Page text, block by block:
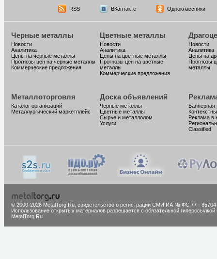
RSS ВКонтакте Одноклассники
Черные металлы
Новости
Аналитика
Цены на черные металлы
Прогнозы цен на черные металлы
Коммерческие предложения
Цветные металлы
Новости
Аналитика
Цены на цветные металлы
Прогнозы цен на цветные
металлы
Коммерческие предложения
Новости
Аналитика
Цены на
Прогнозы
металлы
Металлоторговля
Каталог организаций
Металлургический маркетплейс
Доска объявлений
Черные металлы
Цветные металлы
Сырье и металлолом
Услуги
Баннерная
Реклама в
Classified
© 2000-2026 MetalTorg.Ru, cвидетельство о регистрации СМИ ИА № ФС 77 - 85704
Использование открытых материалов разрешается с обязательной гиперссылкой
MetalTorg.Ru